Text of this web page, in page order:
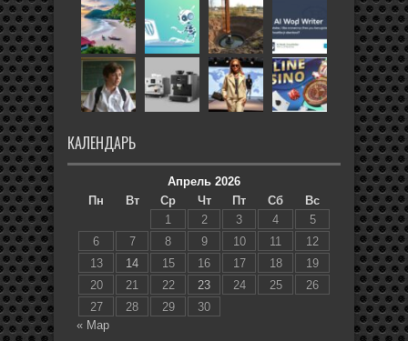
КАЛЕНДАРЬ
Апрель 2026
Пн
Вт Ср Чт Пт Сб
Вс
1
2 3 4
5
6
7 8 9 10 11
12
13
14 15 16 17 18
19
20
21 22 23 24 25
26
27
28 29
30
« Мар